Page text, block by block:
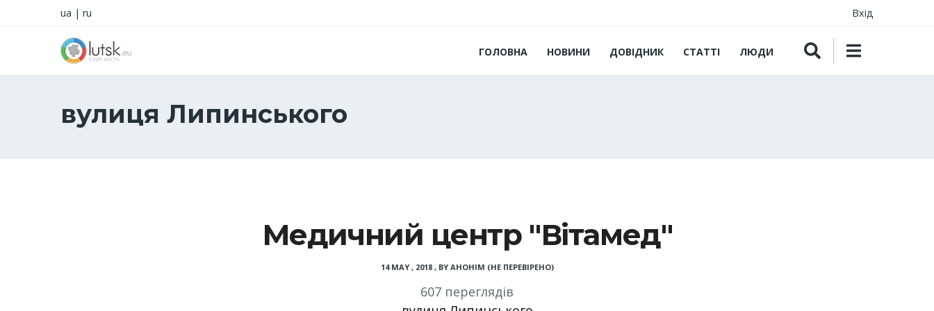
ua | ru Вхід
ГОЛОВНА НОВИНИ ДОВІДНИК СТАТТІ ЛЮДИ
вулиця Липинського
Медичний центр "Вітамед"
14 MAY , 2018, BY АНОНІМ (НЕ ПЕРЕВІРЕНО)
607 переглядів